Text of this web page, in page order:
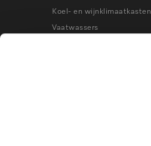
Koel- en wijnklimaatkasten
Vaatwassers